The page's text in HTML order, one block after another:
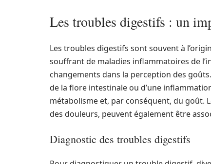
Les troubles digestifs : un
Les troubles digestifs sont souvent à
souffrant de maladies inflammatoires de
changements dans la perception des
de la flore intestinale ou d’une
métabolisme et, par conséquent, du goût.
des douleurs, peuvent également être
Diagnostic des troubles digestifs